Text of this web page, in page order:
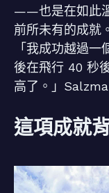
——也是在如此
前所未有的成就。
「我成功越過
後在飛行 40 秒
高了。」
這項成就